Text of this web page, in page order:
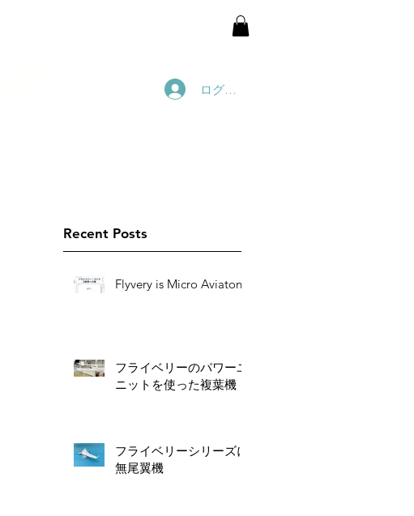
ログイン
Recent Posts
Flyvery is Micro Aviaton
フライベリーのパワーユ
ニットを使った複葉機
フライベリーシリーズに
無尾翼機